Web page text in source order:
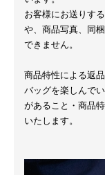
お客様にお送りす
や、商品写真、同
できません。
商品特性による返
バッグを楽しんで
があること・商品
いたします。